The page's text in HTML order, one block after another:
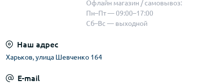
Офлайн магазин / самовывоз:
Пн–Пт — 09:00–17:00
Сб–Вс — выходной
Наш адрес
Харьков, улица Шевченко 164
E-mail